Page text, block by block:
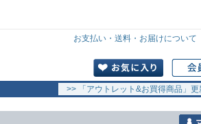
お支払い・送料・お届けについて
>> 「アウトレット&お買得商品」更